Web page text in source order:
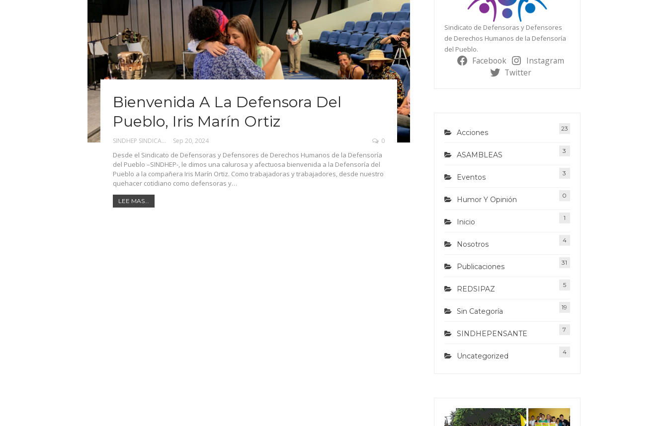
Bienvenida A La Defensora Del
Pueblo, Iris Marín Ortiz
SINDHEP SINDICATO Sep 20, 2024 0
Desde el Sindicato de Defensoras y Defensores de Derechos Humanos de la Defensoría
del Pueblo –SINDHEP-, le dimos una calurosa y afectuosa bienvenida a la Defensoría del
Pueblo a la compañera Iris Marín Ortiz. Como trabajadoras y trabajadores, desde nuestro
quehacer cotidiano como defensoras y…
LEE MAS...
Sindicato de Defensoras y Defensores
de Derechos Humanos de la Defensoría
del Pueblo.
Facebook
Instagram
Twitter
Acciones 23
ASAMBLEAS 3
Eventos 3
Humor Y Opinión 0
Inicio 1
Nosotros 4
Publicaciones 31
REDSIPAZ 5
Sin Categoría 19
SINDHEPENSANTE 7
Uncategorized 4